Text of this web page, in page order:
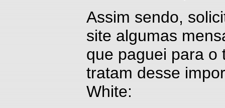
Assim sendo,
site algumas
que paguei para o
tratam desse
White: